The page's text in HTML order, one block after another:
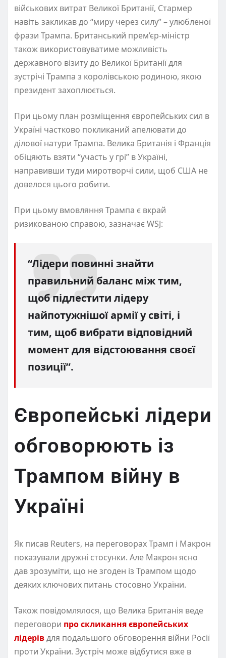
військових витрат Великої Британії, Стармер
навіть закликав до “миру через силу” – улюбленої
фрази Трампа. Британський прем’єр-міністр
також використовуватиме можливість
державного візиту до Великої Британії для
зустрічі Трампа з королівською родиною, якою
президент захоплюється.
При цьому план розміщення європейських сил в
Україні частково покликаний апелювати до
ділової натури Трампа. Велика Британія і Франція
обіцяють взяти “участь у грі” в Україні,
направивши туди миротворчі сили, щоб США не
довелося цього робити.
При цьому вмовляння Трампа є вкрай
ризикованою справою, зазначає WSJ:
“Лідери повинні знайти
правильний баланс між тим,
щоб підлестити лідеру
найпотужнішої армії у світі, і
тим, щоб вибрати відповідний
момент для відстоювання своєї
позиції”.
Європейські лідери
обговорюють із
Трампом війну в
Україні
Як писав Reuters, на переговорах Трамп і Макрон
показували дружні стосунки. Але Макрон ясно
дав зрозуміти, що не згоден із Трампом щодо
деяких ключових питань стосовно України.
Також повідомлялося, що Велика Британія веде
переговори про скликання європейських
лідерівдля подальшого обговорення війни Росії
проти України. Зустріч може відбутися вже в